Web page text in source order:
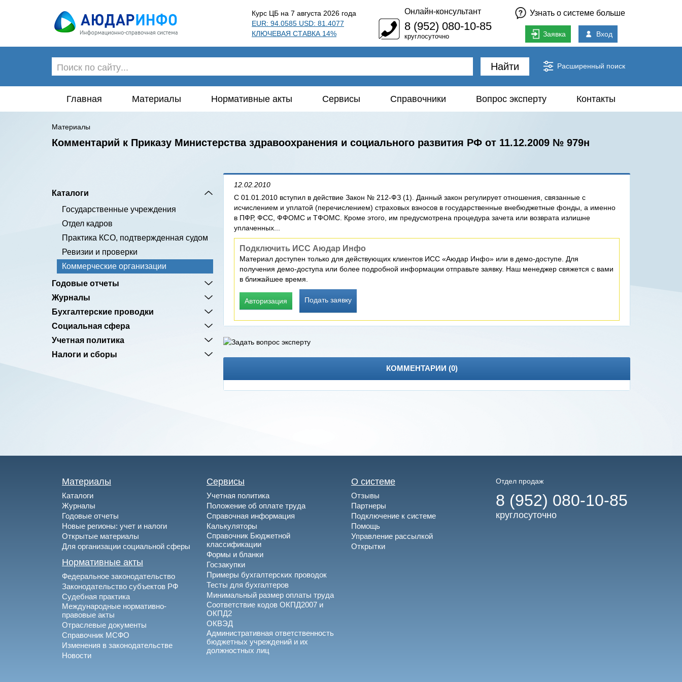
Курс ЦБ на 7 августа 2026 года
EUR: 94.0585 USD: 81.4077
КЛЮЧЕВАЯ СТАВКА 14%
Онлайн-консультант
8 (952) 080-10-85
круглосуточно
Узнать о системе больше
Заявка Вход
Найти Расширенный поиск
Главная Материалы Нормативные акты Сервисы Справочники Вопрос эксперту Контакты
Материалы
Комментарий к Приказу Министерства здравоохранения и социального развития РФ от 11.12.2009 № 979н
Каталоги
Государственные учреждения
Отдел кадров
Практика КСО, подтвержденная судом
Ревизии и проверки
Коммерческие организации
Годовые отчеты
Журналы
Бухгалтерские проводки
Социальная сфера
Учетная политика
Налоги и сборы
12.02.2010
С 01.01.2010 вступил в действие Закон № 212-ФЗ (1). Данный закон регулирует отношения, связанные с
исчислением и уплатой (перечислением) страховых взносов в государственные внебюджетные фонды, а именно
в ПФР, ФСС, ФФОМС и ТФОМС. Кроме этого, им предусмотрена процедура зачета или возврата излишне
уплаченных...
Подключить ИСС Аюдар Инфо
Материал доступен только для действующих клиентов ИСС «Аюдар Инфо» или в демо-доступе. Для
получения демо-доступа или более подробной информации отправьте заявку. Наш менеджер свяжется с вами
в ближайшее время.
Авторизация Подать заявку
КОММЕНТАРИИ (0)
Материалы
Каталоги
Журналы
Годовые отчеты
Новые регионы: учет и налоги
Открытые материалы
Для организации социальной сферы
Нормативные акты
Федеральное законодательство
Законодательство субъектов РФ
Судебная практика
Международные нормативно-
правовые акты
Отраслевые документы
Справочник МСФО
Изменения в законодательстве
Новости
Сервисы
Учетная политика
Положение об оплате труда
Справочная информация
Калькуляторы
Справочник Бюджетной
классификации
Формы и бланки
Госзакупки
Примеры бухгалтерских проводок
Тесты для бухгалтеров
Минимальный размер оплаты труда
Соответствие кодов ОКПД2007 и
ОКПД2
ОКВЭД
Административная ответственность
бюджетных учреждений и их
должностных лиц
О системе
Отзывы
Партнеры
Подключение к системе
Помощь
Управление рассылкой
Открытки
Отдел продаж
8 (952) 080-10-85
круглосуточно